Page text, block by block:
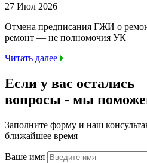
27 Июл 2026
Отмена предписания ГЖИ о
ремонт — не полномочия УК
Читать далее
Если у вас остались
вопросы - мы
Заполните форму и наш
ближайшее время
Ваше имя